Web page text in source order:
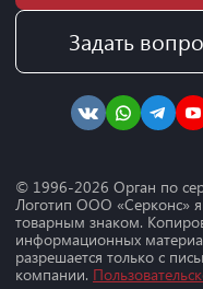
Задать
© 1996-2026 Орган по
Логотип ООО «Серконс»
товарным знаком.
информационных
разрешается только с
компании.